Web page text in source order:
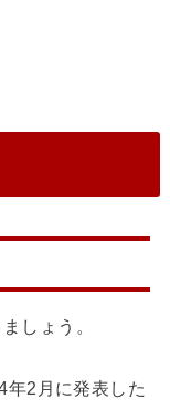
しょう。
年2月に発表した